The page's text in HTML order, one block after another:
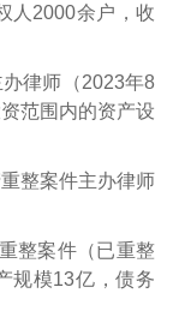
人2000余户，收
律师（2023年8
范围内的资产设
整案件主办律师
整案件（已重整
规模13亿，债务